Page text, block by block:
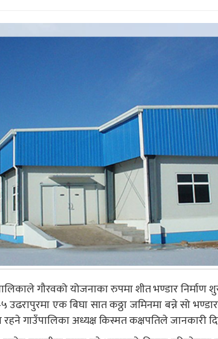
गौरवको योजनाका रुपमा शीत भण्डार निर्माण
उढरापुरमा एक बिघा सात कठ्ठा जमिनमा बन्ने सो
गाउँपालिका अध्यक्ष किस्मत कक्षपतिले जानकारी